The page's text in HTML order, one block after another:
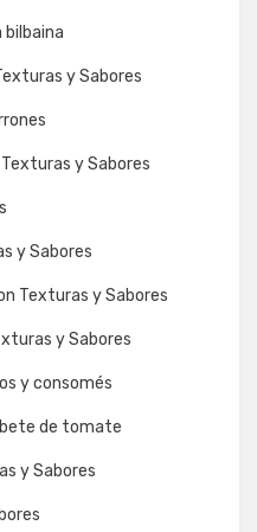
bilbaina
y Sabores
y Sabores
y Sabores
Texturas y Sabores
y Sabores
y consomés
de tomate
y Sabores